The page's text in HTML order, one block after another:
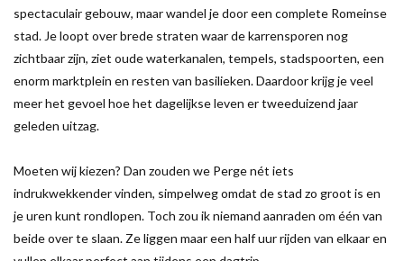
spectaculair gebouw, maar wandel je door een complete Romeinse
stad. Je loopt over brede straten waar de karrensporen nog
zichtbaar zijn, ziet oude waterkanalen, tempels, stadspoorten, een
enorm marktplein en resten van basilieken. Daardoor krijg je veel
meer het gevoel hoe het dagelijkse leven er tweeduizend jaar
geleden uitzag.
Moeten wij kiezen? Dan zouden we Perge nét iets
indrukwekkender vinden, simpelweg omdat de stad zo groot is en
je uren kunt rondlopen. Toch zou ik niemand aanraden om één van
beide over te slaan. Ze liggen maar een half uur rijden van elkaar en